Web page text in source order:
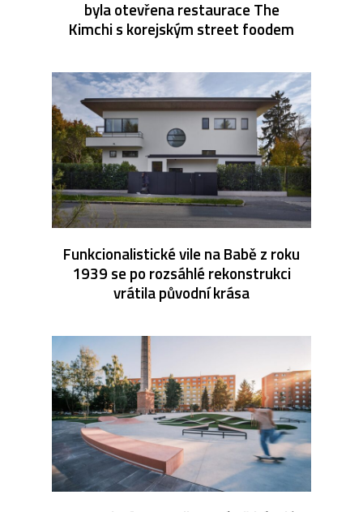
byla otevřena restaurace The
Kimchi s korejským street foodem
Funkcionalistické vile na Babě z roku
1939 se po rozsáhlé rekonstrukci
vrátila původní krása